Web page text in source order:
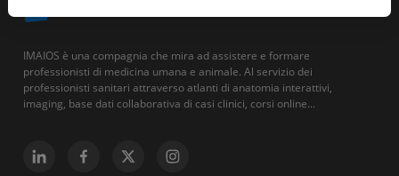
IMAIOS è una compagnia che mira ad assistere e formare
professionisti di medicina umana e animale. Al servizio dei
professionisti sanitari attraverso atlanti di anatomia interattivi,
imaging, base dati collaborativa di casi clinici, corsi online...